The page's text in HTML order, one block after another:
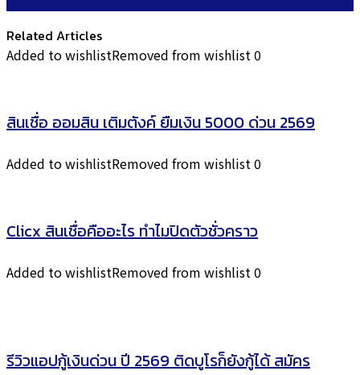
Related Articles
Added to wishlistRemoved from wishlist0
สินเชื่อ ออมสิน เติมตังค์ ยืมเงิน 5000 ด่วน 2569
Added to wishlistRemoved from wishlist0
Clicx สินเชื่อคืออะไร ทำไมปิดตัวชั่วคราว
Added to wishlistRemoved from wishlist0
รีวิวแอปกู้เงินด่วน ปี 2569 ติดบูโรก็ยังกู้ได้ สมัคร